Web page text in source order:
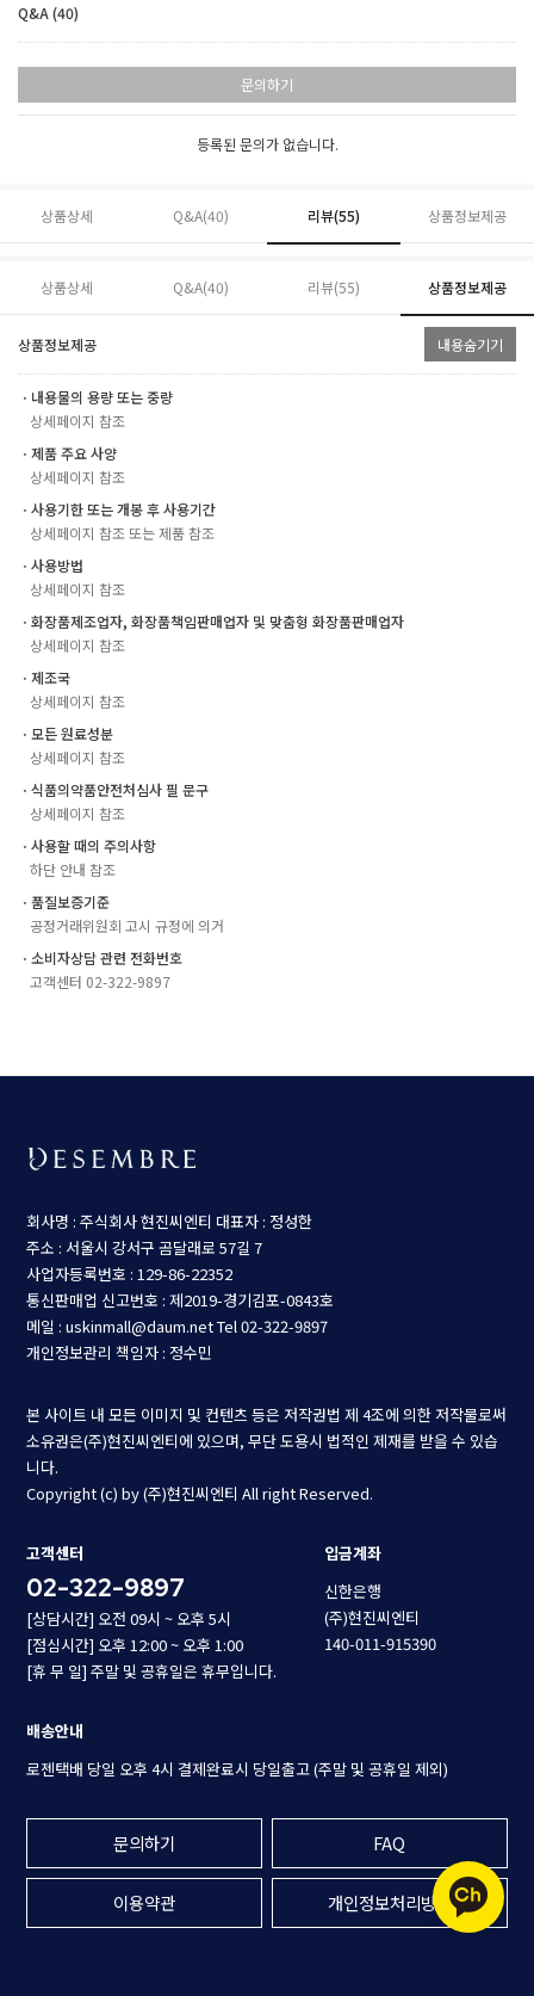
Q&A (40)
문의하기
등록된 문의가 없습니다.
상품상세 Q&A(40) 리뷰(55) 상품정보제공
상품상세 Q&A(40) 리뷰(55) 상품정보제공
상품정보제공 내용숨기기
ㆍ내용물의 용량 또는 중량
상세페이지 참조
ㆍ제품 주요 사양
상세페이지 참조
ㆍ사용기한 또는 개봉 후 사용기간
상세페이지 참조 또는 제품 참조
ㆍ사용방법
상세페이지 참조
ㆍ화장품제조업자, 화장품책임판매업자 및 맞춤형 화장품판매업자
상세페이지 참조
ㆍ제조국
상세페이지 참조
ㆍ모든 원료성분
상세페이지 참조
ㆍ식품의약품안전처심사 필 문구
상세페이지 참조
ㆍ사용할 때의 주의사항
하단 안내 참조
ㆍ품질보증기준
공정거래위원회 고시 규정에 의거
ㆍ소비자상담 관련 전화번호
고객센터 02-322-9897
회사명 : 주식회사 현진씨엔티 대표자 : 정성한
주소 : 서울시 강서구 곰달래로 57길 7
사업자등록번호 : 129-86-22352
통신판매업 신고번호 : 제2019-경기김포-0843호
메일 : uskinmall@daum.netTel 02-322-9897
개인정보관리 책임자 : 정수민
본 사이트 내 모든 이미지 및 컨텐츠 등은 저작권법 제 4조에 의한 저작물로써
소유권은(주)현진씨엔티에 있으며, 무단 도용시 법적인 제재를 받을 수 있습
니다.
Copyright (c) by (주)현진씨엔티 All right Reserved.
고객센터
02-322-9897
[상담시간] 오전 09시 ~ 오후 5시
[점심시간] 오후 12:00 ~ 오후 1:00
[휴 무 일] 주말 및 공휴일은 휴무입니다.
입금계좌
신한은행
(주)현진씨엔티
140-011-915390
배송안내
로젠택배 당일 오후 4시 결제완료시 당일출고 (주말 및 공휴일 제외)
문의하기 FAQ
이용약관 개인정보처리방침